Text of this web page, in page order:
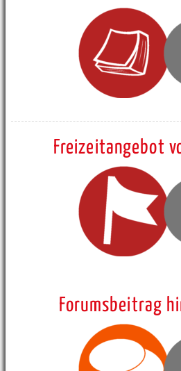
Freizeitangebot
Forumsbeitrag